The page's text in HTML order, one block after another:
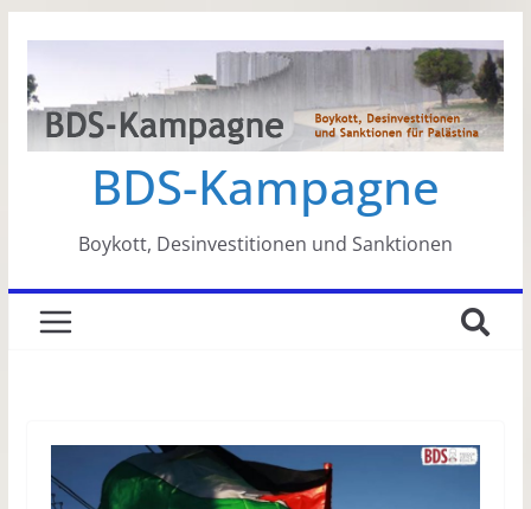
springen
BDS-Kampagne
Boykott, Desinvestitionen und Sanktionen